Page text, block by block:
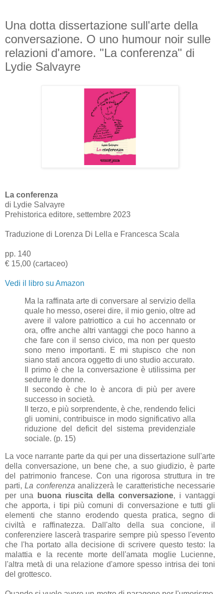
Una dotta dissertazione sull'arte della
conversazione. O uno humour noir sulle
relazioni d'amore. "La conferenza" di
Lydie Salvayre
La conferenza
di Lydie Salvayre
Prehistorica editore, settembre 2023
Traduzione di Lorenza Di Lella e Francesca Scala
pp. 140
€ 15,00 (cartaceo)
Vedi il libro su Amazon
Ma la raffinata arte di conversare al servizio della
quale ho messo, oserei dire, il mio genio, oltre ad
avere il valore patriottico a cui ho accennato or
ora, offre anche altri vantaggi che poco hanno a
che fare con il senso civico, ma non per questo
sono meno importanti. E mi stupisco che non
siano stati ancora oggetto di uno studio accurato.
Il primo è che la conversazione è utilissima per
sedurre le donne.
Il secondo è che lo è ancora di più per avere
successo in società.
Il terzo, e più sorprendente, è che, rendendo felici
gli uomini, contribuisce in modo significativo alla
riduzione del deficit del sistema previdenziale
sociale. (p. 15)
La voce narrante parte da qui per una dissertazione sull'arte
della conversazione, un bene che, a suo giudizio, è parte
del patrimonio francese. Con una rigorosa struttura in tre
parti,La conferenza analizzerà le caratteristiche necessarie
per una
buona riuscita della conversazione, i vantaggi
che apporta, i tipi più comuni di conversazione e tutti gli
elementi che stanno erodendo questa pratica, segno di
civiltà e raffinatezza. Dall'alto della sua concione, il
conferenziere lascerà trasparire sempre più spesso l'evento
che l'ha portato alla decisione di scrivere questo testo: la
malattia e la recente morte dell'amata moglie Lucienne,
l'altra metà di una relazione d'amore spesso intrisa dei toni
del grottesco.